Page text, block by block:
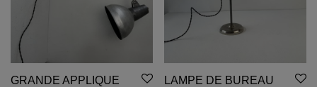
GRANDE APPLIQUE
LAMPE DE BUREAU